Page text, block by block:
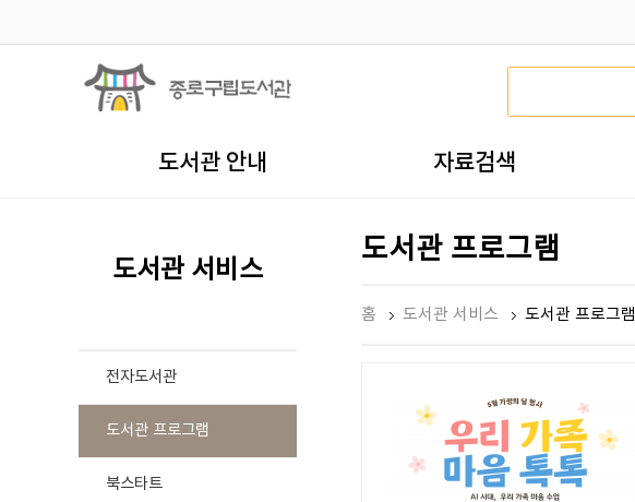
도서관 안내 자료검색
도서관 서비스
전자도서관
도서관 프로그램
북스타트
도서관 프로그램
홈 도서관 서비스 도서관 프로그램